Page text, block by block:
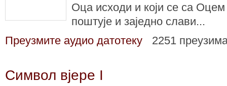
Оца исходи и који се са
поштује и заједно слави...
Преузмите аудио датотеку
2251
Символ вјере I